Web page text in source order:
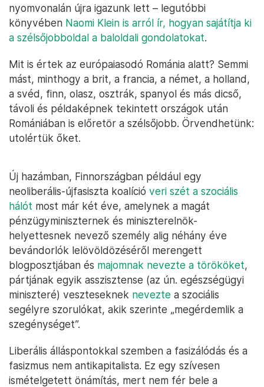
nyomvonalán újra igazunk lett – legutóbbi
könyvében Naomi Klein is arról ír, hogyan sajátítja ki
a szélsőjobboldal a baloldali gondolatokat.
Mit is értek az európaiasodó Románia alatt? Semmi
mást, minthogy a brit, a francia, a német, a holland,
a svéd, finn, olasz, osztrák, spanyol és más dicső,
távoli és példaképnek tekintett országok után
Romániában is előretör a szélsőjobb. Örvendhetünk:
utolértük őket.
Új hazámban, Finnországban például egy
neoliberális-újfasiszta koalíció veri szét a szociális
hálót most már két éve, amelynek a magát
pénzügyminiszternek és miniszterelnök-
helyettesnek nevező személy alig néhány éve
bevándorlók lelövöldözéséről merengett
blogposztjában és majomnak nevezte a törököket,
pártjának egyik asszisztense (az ún. egészségügyi
miniszteré) veszteseknek nevezte a szociális
segélyre szorulókat, akik szerinte „megérdemlik a
szegénységet”.
Liberális álláspontokkal szemben a fasizálódás és a
fasizmus nem antikapitalista. Ez egy szívesen
ismételgetett önámítás, mert nem fér bele a